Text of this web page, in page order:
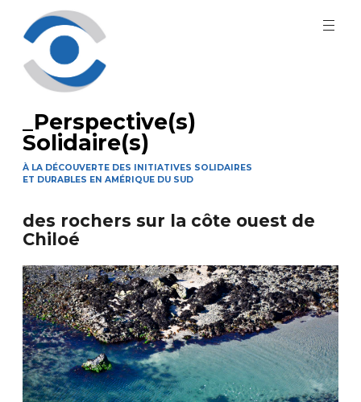
au
contenu
principal
_Perspective(s)
Solidaire(s)
À LA DÉCOUVERTE DES INITIATIVES SOLIDAIRES
ET DURABLES EN AMÉRIQUE DU SUD
des rochers sur la côte ouest de
Chiloé